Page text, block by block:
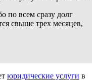
по всем сразу долг
свыше трех месяцев,
юридические услуги в